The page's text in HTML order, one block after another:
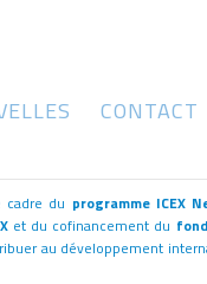
CONTACT
cadre du programme ICEX
et du cofinancement du
au développement